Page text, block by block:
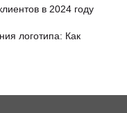
в 2024 году
логотипа: Как